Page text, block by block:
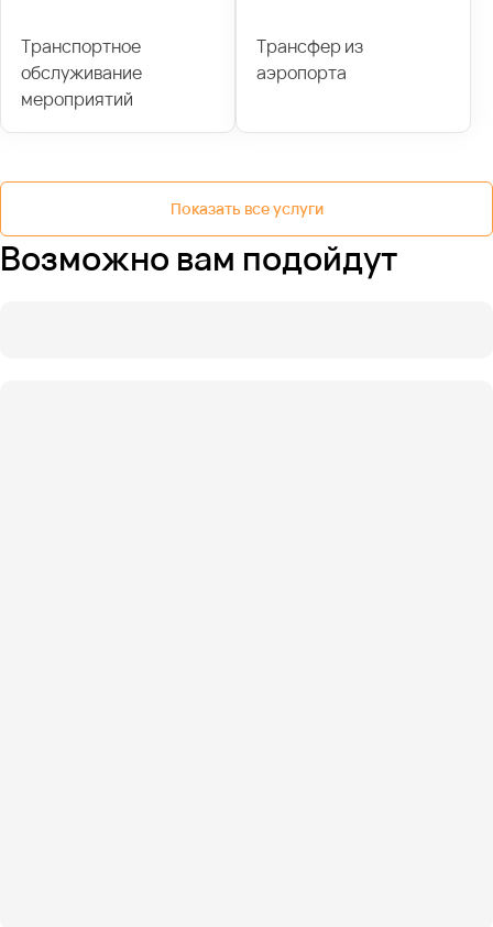
Транспортное
обслуживание
мероприятий
Трансфер из
аэропорта
Показать все услуги
Возможно вам подойдут